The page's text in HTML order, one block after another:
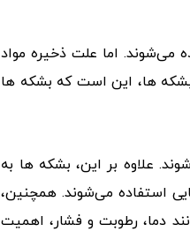
می‌شوند. اما علت ذخیره مواد
ها، این است که بشکه ها
علاوه بر این، بشکه ها به
استفاده می‌شوند. همچنین،
دما، رطوبت و فشار، اهمیت